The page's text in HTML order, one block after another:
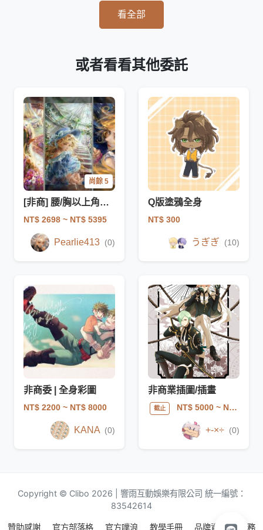
看全部
或者看看其他委託
尚餘 5
[非商] 腰/胸以上角色插圖
NT$ 2698 ~ NT$ 5395
Pearlie413 (0)
Q版塗鴉全身
NT$ 300
うぎぎ (10)
非商委 | 全身彩圖
NT$ 2200 ~ NT$ 8000
KANA (0)
非商業插圖/插畫
截止 NT$ 5000~ NT$ 12000
+-×÷ (0)
Copyright © Clibo 2026 | 響雨互動娛樂有限公司 統一編號：
83542614
贊助感謝 官方部落格 官方噗浪 教學手冊 品牌資源 服務